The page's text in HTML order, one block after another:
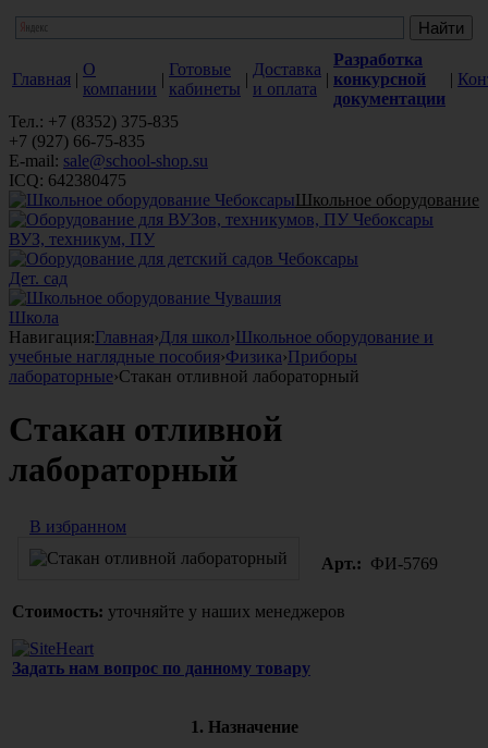
Главная |
О
компании
|
Готовые
кабинеты
|
Доставка
и оплата
|
Разработка
конкурсной
документации
|
Тел.: +7 (8352) 375-835
+7 (927) 66-75-835
E-mail: sale@school-shop.su
ICQ: 642380475
Школьное оборудование
ВУЗ, техникум, ПУ
Дет. сад
Школа
Навигация:Главная›Для школ›Школьное оборудование и
учебные наглядные пособия›Физика›Приборы
лабораторные›Стакан отливной лабораторный
Стакан отливной
лабораторный
В избранном
Арт.: ФИ-5769
Стоимость: уточняйте у наших менеджеров
Задать нам вопрос по данному товару
1. Назначение